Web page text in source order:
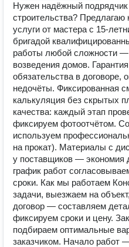
Нужен надёжный
строительства?
услуги от мастера с
бригадой
работы любой сложности —
возведения домов.
обязательства в договоре,
недочёты. Фиксированная
калькуляция без скрытых
качества: каждый этап
фиксируем фотоотчётом.
используем
на прокат). Материалы с
у поставщиков — экономия
график работ
сроки. Как мы работаем
задачи, выезжаем на
договор — составляем
фиксируем сроки и цену.
подбираем оптимальные
заказчиком. Начало работ